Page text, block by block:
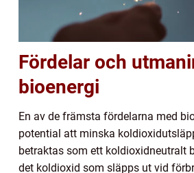
Fördelar och
bioenergi
En av de främsta fördelarna med
potential att minska
betraktas som ett koldioxidneutralt
det koldioxid som släpps ut vid